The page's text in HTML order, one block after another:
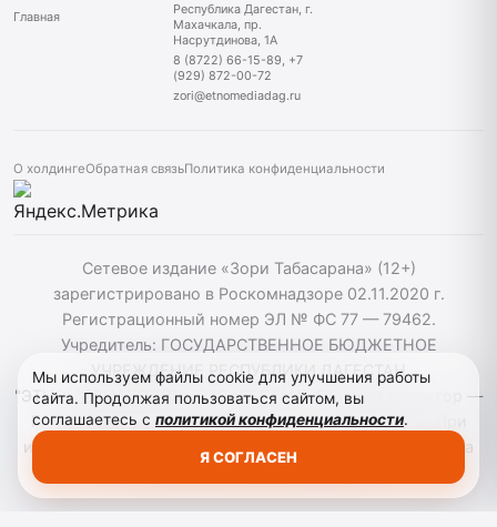
Главная
Республика Дагестан, г.
Махачкала, пр.
Насрутдинова, 1А
8 (8722) 66-15-89, +7
(929) 872-00-72
zori@etnomediadag.ru
О холдингеОбратная связьПолитика конфиденциальности
Сетевое издание «Зори Табасарана» (12+)
зарегистрировано в Роскомнадзоре 02.11.2020 г.
Регистрационный номер ЭЛ № ФС 77 — 79462.
Учредитель: ГОСУДАРСТВЕННОЕ БЮДЖЕТНОЕ
УЧРЕЖДЕНИЕ РЕСПУБЛИКИ ДАГЕСТАН
"ЭТНОМЕДИАХОЛДИНГ "ДАГЕСТАН". Главный редактор —
Г. Н. Маллалиев, Телефон редакции: 88722661589. При
использовании материалов сайта активная гиперссылка
Мы используем файлы cookie для улучшения работы
сайта. Продолжая пользоваться сайтом, вы
соглашаетесь с политикой конфиденциальности.
Я СОГЛАСЕН